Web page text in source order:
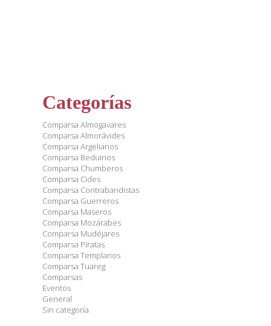
Categorías
Comparsa Almogavares
Comparsa Almorávides
Comparsa Argelianos
Comparsa Beduinos
Comparsa Chumberos
Comparsa Cides
Comparsa Contrabandistas
Comparsa Guerreros
Comparsa Maseros
Comparsa Mozárabes
Comparsa Mudéjares
Comparsa Piratas
Comparsa Templarios
Comparsa Tuareg
Comparsas
Eventos
General
Sin categoría